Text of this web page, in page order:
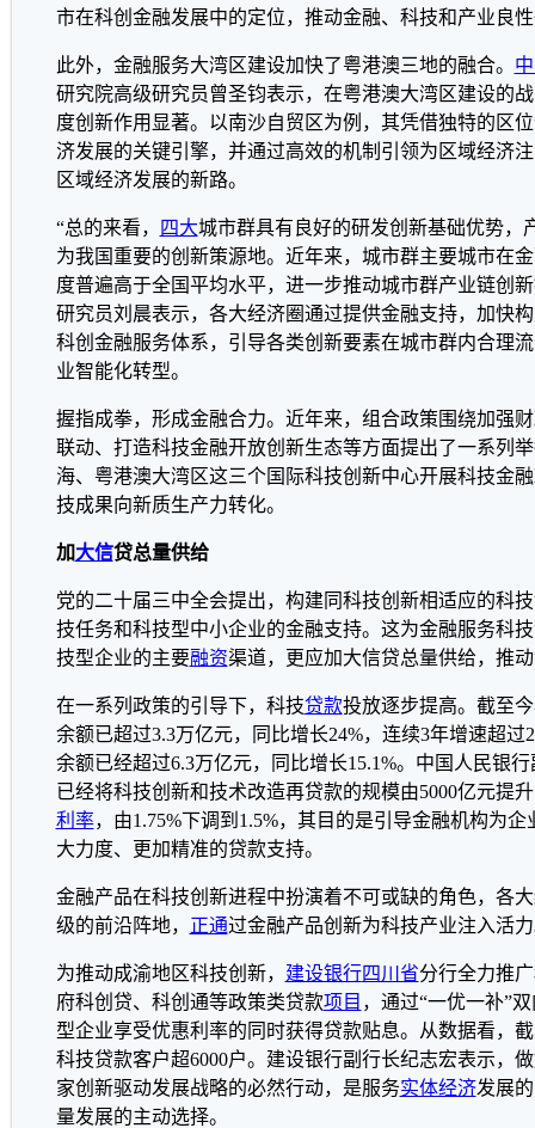
市在科创金融发展中的定位，推动金融、科技和产业良
此外，金融服务大湾区建设加快了粤港澳三地的融合。
研究院高级研究员曾圣钧表示，在粤港澳大湾区建设的
度创新作用显著。以南沙自贸区为例，其凭借独特的区
济发展的关键引擎，并通过高效的机制引领为区域经济
区域经济发展的新路。
“总的来看， 四大城市群具有良好的研发创新基础优势，
为我国重要的创新策源地。近年来，城市群主要城市在
度普遍高于全国平均水平，进一步推动城市群产业链创
研究员刘晨表示，各大经济圈通过提供金融支持，加快
科创金融服务体系，引导各类创新要素在城市群内合理
业智能化转型。
握指成拳，形成金融合力。近年来，组合政策围绕加强
联动、打造科技金融开放创新生态等方面提出了一系列
海、粤港澳大湾区这三个国际科技创新中心开展科技金
技成果向新质生产力转化。
加大信贷总量供给
党的二十届三中全会提出，构建同科技创新相适应的科
技任务和科技型中小企业的金融支持。这为金融服务科
技型企业的主要融资渠道，更应加大信贷总量供给，推
在一系列政策的引导下，科技贷款投放逐步提高。截至
余额已超过3.3万亿元，同比增长24%，连续3年增速超过
余额已经超过6.3万亿元，同比增长15.1%。中国人民银
已经将科技创新和技术改造再贷款的规模由5000亿元提
利率，由1.75%下调到1.5%，其目的是引导金融机构为
大力度、更加精准的贷款支持。
金融产品在科技创新进程中扮演着不可或缺的角色，各
级的前沿阵地， 正通过金融产品创新为科技产业注入活
为推动成渝地区科技创新， 建设银行四川省分行全力推
府科创贷、科创通等政策类贷款项目 ，通过“一优一补”
型企业享受优惠利率的同时获得贷款贴息。从数据看，
科技贷款客户超6000户。建设银行副行长纪志宏表示，
家创新驱动发展战略的必然行动，是服务实体经济发展
量发展的主动选择。